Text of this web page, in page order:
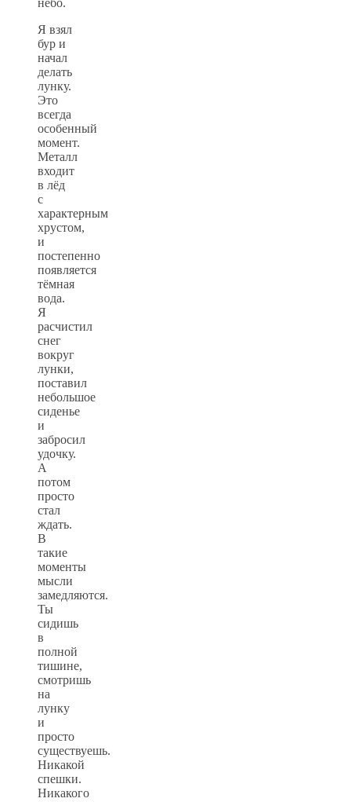
небо.
Я взял
бур и
начал
делать
лунку.
Это
всегда
особенный
момент.
Металл
входит
в лёд
с
характерным
хрустом,
и
постепенно
появляется
тёмная
вода.
Я
расчистил
снег
вокруг
лунки,
поставил
небольшое
сиденье
и
забросил
удочку.
А
потом
просто
стал
ждать.
В
такие
моменты
мысли
замедляются.
Ты
сидишь
в
полной
тишине,
смотришь
на
лунку
и
просто
существуешь.
Никакой
спешки.
Никакого